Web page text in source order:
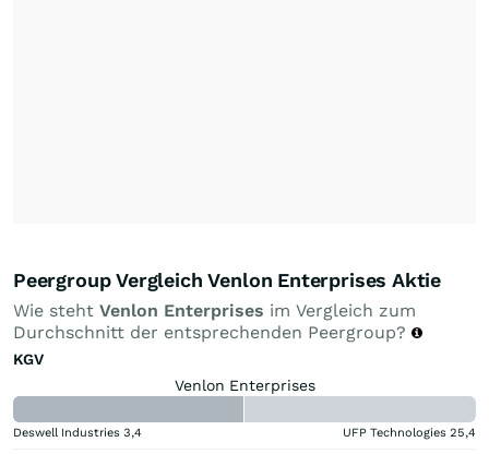
Peergroup Vergleich Venlon Enterprises Aktie
Wie steht Venlon Enterprises im Vergleich zum
Durchschnitt der entsprechenden Peergroup?
KGV
Venlon Enterprises
Deswell Industries 3,4 UFP Technologies 25,4